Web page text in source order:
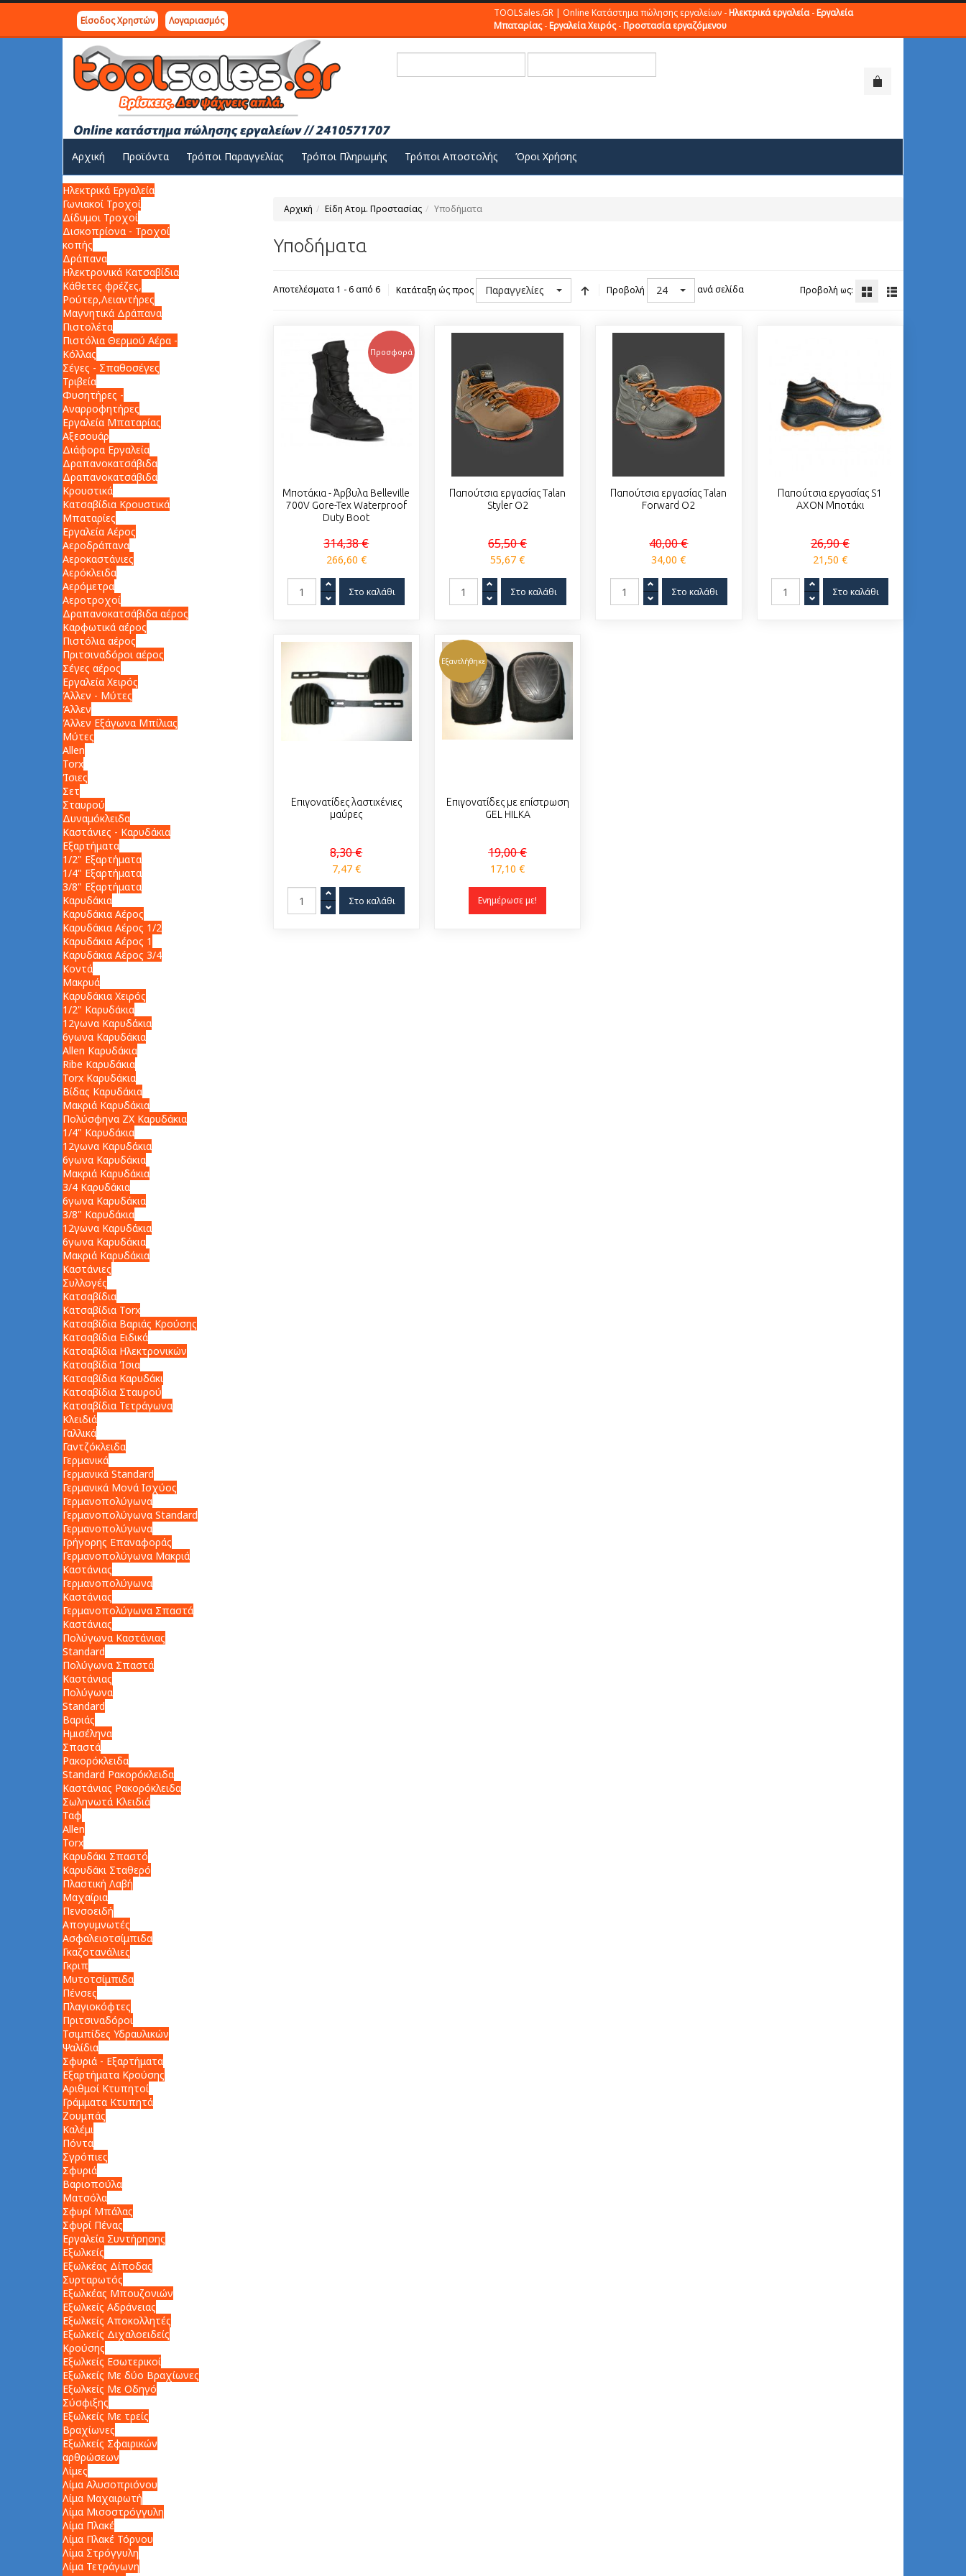
Είσοδος Χρηστών Λογαριασμός
TOOLSales.GR | Online Κατάστημα πώλησης εργαλείων -Ηλεκτρικά εργαλεία-Εργαλεία
Μπαταρίας-Εργαλεία Χειρός-Προστασία εργαζόμενου
Αρχική Προϊόντα Τρόποι Παραγγελίας Τρόποι Πληρωμής Τρόποι Αποστολής Όροι Χρήσης
Αρχική Είδη Ατομ. Προστασίας Υποδήματα
Υποδήματα
Αποτελέσματα 1 - 6 από 6 Κατάταξη ώς προς Παραγγελίες Προβολή 24 ανά σελίδα Προβολή ως:
Προσφορά
Μποτάκια - Άρβυλα Belleville
700V Gore-Tex Waterproof
Duty Boot
314,38 €
266,60 €
Παπούτσια εργασίας Talan
Styler O2
65,50 €
55,67 €
Παπούτσια εργασίας Talan
Forward O2
40,00 €
34,00 €
Παπούτσια εργασίας S1
AXON Μποτάκι
26,90 €
21,50 €
Επιγονατίδες λαστιχένιες
μαύρες
8,30 €
7,47 €
Εξαντλήθηκε
Επιγονατίδες με επίστρωση
GEL HILKA
19,00 €
17,10 €
Ενημέρωσε με!
Ηλεκτρικά Εργαλεία
Γωνιακοί Τροχοί
Δίδυμοι Τροχοί
Δισκοπρίονα - Τροχοί
κοπής
Δράπανα
Ηλεκτρονικά Κατσαβίδια
Κάθετες φρέζες,
Ρούτερ,Λειαντήρες
Μαγνητικά Δράπανα
Πιστολέτα
Πιστόλια Θερμού Αέρα -
Κόλλας
Σέγες - Σπαθοσέγες
Τριβεία
Φυσητήρες -
Αναρροφητήρες
Εργαλεία Μπαταρίας
Αξεσουάρ
Διάφορα Εργαλεία
Δραπανοκατσάβιδα
Δραπανοκατσάβιδα
Κρουστικά
Κατσαβίδια Κρουστικά
Μπαταρίες
Εργαλεία Αέρος
Αεροδράπανα
Αεροκαστάνιες
Αερόκλειδα
Αερόμετρα
Αεροτροχοί
Δραπανοκατσάβιδα αέρος
Καρφωτικά αέρος
Πιστόλια αέρος
Πριτσιναδόροι αέρος
Σέγες αέρος
Εργαλεία Χειρός
Άλλεν - Μύτες
Άλλεν
Άλλεν Εξάγωνα Μπίλιας
Μύτες
Allen
Torx
Ίσιες
Σετ
Σταυρού
Δυναμόκλειδα
Καστάνιες - Καρυδάκια
Εξαρτήματα
1/2" Εξαρτήματα
1/4" Εξαρτήματα
3/8" Εξαρτήματα
Καρυδάκια
Καρυδάκια Αέρος
Καρυδάκια Αέρος 1/2
Καρυδάκια Αέρος 1
Καρυδάκια Αέρος 3/4
Κοντά
Μακρυά
Καρυδάκια Χειρός
1/2" Καρυδάκια
12γωνα Καρυδάκια
6γωνα Καρυδάκια
Allen Καρυδάκια
Ribe Καρυδάκια
Torx Καρυδάκια
Βίδας Καρυδάκια
Μακριά Καρυδάκια
Πολύσφηνα ZX Καρυδάκια
1/4" Καρυδάκια
12γωνα Καρυδάκια
6γωνα Καρυδάκια
Μακριά Καρυδάκια
3/4 Καρυδάκια
6γωνα Καρυδάκια
3/8" Καρυδάκια
12γωνα Καρυδάκια
6γωνα Καρυδάκια
Μακριά Καρυδάκια
Καστάνιες
Συλλογές
Κατσαβίδια
Κατσαβίδια Torx
Κατσαβίδια Βαριάς Κρούσης
Κατσαβίδια Ειδικά
Κατσαβίδια Ηλεκτρονικών
Κατσαβίδια Ίσια
Κατσαβίδια Καρυδάκι
Κατσαβίδια Σταυρού
Κατσαβίδια Τετράγωνα
Κλειδιά
Γαλλικά
Γαντζόκλειδα
Γερμανικά
Γερμανικά Standard
Γερμανικά Μονά Ισχύος
Γερμανοπολύγωνα
Γερμανοπολύγωνα Standard
Γερμανοπολύγωνα
Γρήγορης Επαναφοράς
Γερμανοπολύγωνα Μακριά
Καστάνιας
Γερμανοπολύγωνα
Καστάνιας
Γερμανοπολύγωνα Σπαστά
Καστάνιας
Πολύγωνα Καστάνιας
Standard
Πολύγωνα Σπαστά
Καστάνιας
Πολύγωνα
Standard
Βαριάς
Ημισέληνα
Σπαστά
Ρακορόκλειδα
Standard Ρακορόκλειδα
Καστάνιας Ρακορόκλειδα
Σωληνωτά Κλειδιά
Ταφ
Allen
Torx
Καρυδάκι Σπαστό
Καρυδάκι Σταθερό
Πλαστική Λαβή
Μαχαίρια
Πενσοειδή
Απογυμνωτές
Ασφαλειοτσίμπιδα
Γκαζοτανάλιες
Γκριπ
Μυτοτσίμπιδα
Πένσες
Πλαγιοκόφτες
Πριτσιναδόροι
Τσιμπίδες Υδραυλικών
Ψαλίδια
Σφυριά - Εξαρτήματα
Εξαρτήματα Κρούσης
Αριθμοί Κτυπητοί
Γράμματα Κτυπητά
Ζουμπάς
Καλέμι
Πόντα
Σγρόπιες
Σφυριά
Βαριοπούλα
Ματσόλα
Σφυρί Μπάλας
Σφυρί Πένας
Εργαλεία Συντήρησης
Εξωλκείς
Εξωλκέας Δίποδας
Συρταρωτός
Εξωλκέας Μπουζονιών
Εξωλκείς Αδράνειας
Εξωλκείς Αποκολλητές
Εξωλκείς Διχαλοειδείς
Κρούσης
Εξωλκείς Εσωτερικοί
Εξωλκείς Με δύο Βραχίωνες
Εξωλκείς Με Οδηγό
Σύσφιξης
Εξωλκείς Με τρείς
Βραχίωνες
Εξωλκείς Σφαιρικών
αρθρώσεων
Λίμες
Λίμα Αλυσοπριόνου
Λίμα Μαχαιρωτή
Λίμα Μισοστρόγγυλη
Λίμα Πλακέ
Λίμα Πλακέ Τόρνου
Λίμα Στρόγγυλη
Λίμα Τετράγωνη